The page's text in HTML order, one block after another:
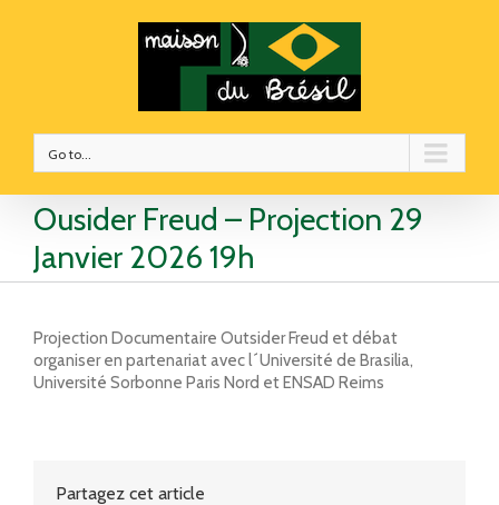
Go to...
Ousider Freud – Projection 29
Janvier 2026 19h
Projection Documentaire Outsider Freud et débat
organiser en partenariat avec l´Université de Brasilia,
Université Sorbonne Paris Nord et ENSAD Reims
Partagez cet article